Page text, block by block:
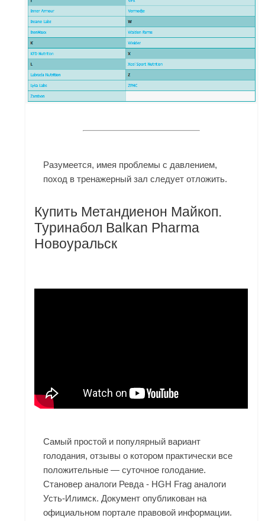
Разумеется, имея проблемы с давлением,
поход в тренажерный зал следует отложить.
Купить Метандиенон Майкоп.
Туринабол Balkan Pharma
Новоуральск
Самый простой и популярный вариант
голодания, отзывы о котором практически все
положительные — суточное голодание.
Становер аналоги Ревда - HGH Frag аналоги
Усть-Илимск. Документ опубликован на
официальном портале правовой информации.